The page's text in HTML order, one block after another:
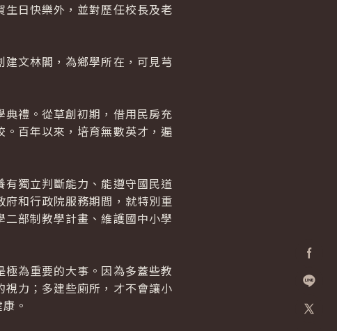
加入好
日快樂外，並對歷任校長及老
文林閣，為鄉學所在，可見芎
禮。從草創初期，借用民房充
百年以來，培育無數英才，遍
獨立判斷能力、能遵守國民道
和行政院服務期間，就特別重
部制教學計畫、維護國中小學
為重要的大事。因為多蓋些教
力；多建些廁所，才不會讓小
。